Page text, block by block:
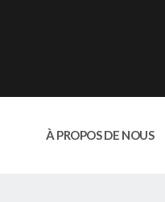
À PROPOS DE NOUS